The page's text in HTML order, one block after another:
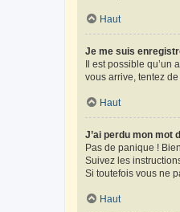
Haut
Je me suis
Il est possible
vous arrive, tentez
Haut
J’ai perdu mon mot
Pas de panique !
Suivez les
Si toutefois vous ne
Haut